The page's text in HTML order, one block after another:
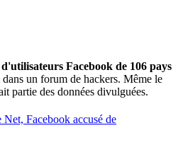
Facebook de 106 pays
dans un forum de hackers. Même le
partie des données divulguées.
Facebook accusé de